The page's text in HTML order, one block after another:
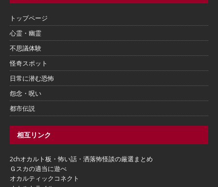
トップページ
心霊・幽霊
不思議体験
怪奇スポット
日常に潜む恐怖
怨念・呪い
都市伝説
相互リンク
2chオカルト板・怖い話・洒落怖怪談の厳選まとめ
Ｇスカの適当に遊べ
オカルティックコネクト